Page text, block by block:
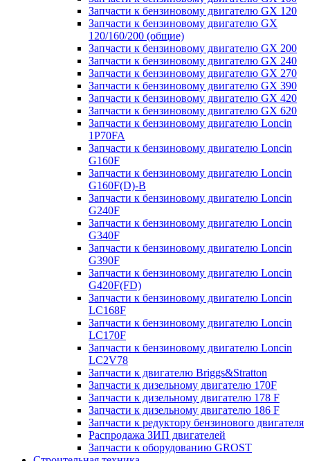
Запчасти к бензиновому двигателю GX 120
Запчасти к бензиновому двигателю GX
120/160/200 (общие)
Запчасти к бензиновому двигателю GX 200
Запчасти к бензиновому двигателю GX 240
Запчасти к бензиновому двигателю GX 270
Запчасти к бензиновому двигателю GX 390
Запчасти к бензиновому двигателю GX 420
Запчасти к бензиновому двигателю GX 620
Запчасти к бензиновому двигателю Loncin
1P70FA
Запчасти к бензиновому двигателю Loncin
G160F
Запчасти к бензиновому двигателю Loncin
G160F(D)-B
Запчасти к бензиновому двигателю Loncin
G240F
Запчасти к бензиновому двигателю Loncin
G340F
Запчасти к бензиновому двигателю Loncin
G390F
Запчасти к бензиновому двигателю Loncin
G420F(FD)
Запчасти к бензиновому двигателю Loncin
LC168F
Запчасти к бензиновому двигателю Loncin
LC170F
Запчасти к бензиновому двигателю Loncin
LC2V78
Запчасти к двигателю Briggs&Stratton
Запчасти к дизельному двигателю 170F
Запчасти к дизельному двигателю 178 F
Запчасти к дизельному двигателю 186 F
Запчасти к редуктору бензинового двигателя
Распродажа ЗИП двигателей
Запчасти к оборудованию GROST